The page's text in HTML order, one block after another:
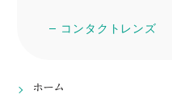
コンタクトレンズ
ホーム